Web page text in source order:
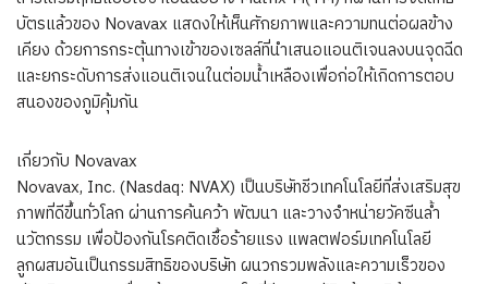
บัตรแล้วของ Novavax แสดงให้เห็นศักยภาพและความทนต่อผลข้าง
เคียง ด้วยการกระตุ้นทางเข้าของเซลล์ที่นำเสนอแอนติเจนลงบนจุดฉีด
และยกระดับการส่งแอนติเจนในต่อมน้ำเหลืองเพื่อก่อให้เกิดการตอบ
สนองของภูมิคุ้มกัน
เกี่ยวกับ Novavax
Novavax, Inc. (Nasdaq: NVAX) เป็นบริษัทชีวเทคโนโลยีที่ส่งเสริมสุข
ภาพที่ดีขึ้นทั่วโลก ผ่านการค้นคว้า พัฒนา และวางจำหน่ายวัคซีนล้ำ
นวัตกรรม เพื่อป้องกันโรคติดเชื้อร้ายแรง แพลตฟอร์มเทคโนโลยี
ลูกผสมอันเป็นกรรมสิทธิของบริษัท ผนวกรวมพลังและความเร็วของ